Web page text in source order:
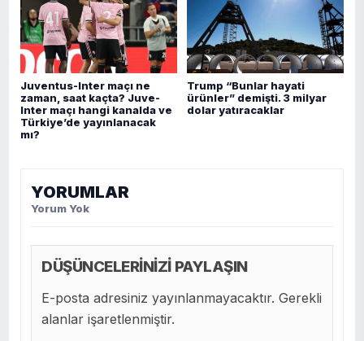
Juventus-Inter maçı ne
zaman, saat kaçta? Juve-
Inter maçı hangi kanalda ve
Türkiye’de yayınlanacak
mı?
Trump “Bunlar hayati
ürünler” demişti. 3 milyar
dolar yatıracaklar
YORUMLAR
Yorum Yok
DÜŞÜNCELERİNİZİ PAYLAŞIN
E-posta adresiniz yayınlanmayacaktır. Gerekli
alanlar işaretlenmiştir.